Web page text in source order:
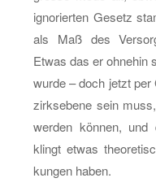
igno­rier­ten Ge­setz
als Maß des
Etwas das er oh­ne­hin
wurde – doch jetzt
zirks­ebe­ne sein
wer­den kön­nen,
klingt etwas
kun­gen haben.